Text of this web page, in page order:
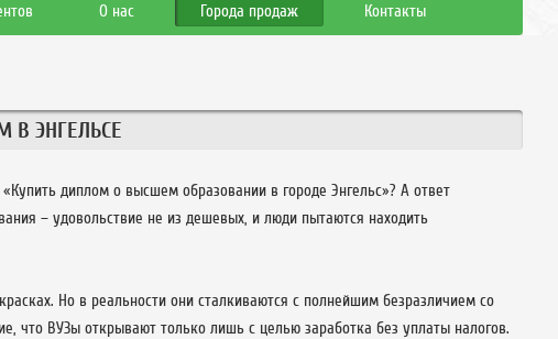
О нас Города продаж Контакты
В ЭНГЕЛЬСЕ
диплом о высшем образовании в городе Энгельс»? А ответ
– удовольствие не из дешевых, и люди пытаются находить
Но в реальности они сталкиваются с полнейшим безразличием со
что ВУЗы открывают только лишь с целью заработка без уплаты налогов.